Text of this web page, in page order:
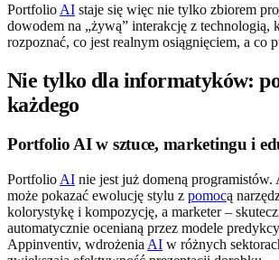
Portfolio AI staje się więc nie tylko zbiorem
dowodem na „żywą” interakcję z technologią,
rozpoznać, co jest realnym osiągnięciem, a co
Nie tylko dla informatyków:
każdego
Portfolio AI w sztuce, marketingu i
Portfolio AI nie jest już domeną
może pokazać ewolucję stylu z pomocą
kolorystykę i kompozycję, a marketer –
automatycznie ocenianą przez modele
Appinventiv, wdrożenia AI w różnych